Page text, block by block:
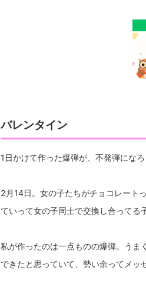
バレンタイン
1日かけて作った爆弾が、不発弾になろ
2月14日。女の子たちがチョコレート
ていって女の子同士で交換し合ってる
私が作ったのは一点ものの爆弾。うま
できたと思っていて、勢い余ってメッ